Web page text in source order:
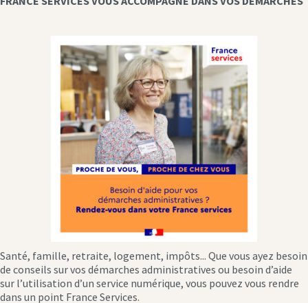
Santé, famille, retraite, logement, impôts... Que vous ayez besoin
de conseils sur vos démarches administratives ou besoin d’aide
sur l’utilisation d’un service numérique, vous pouvez vous rendre
dans un point France Services.